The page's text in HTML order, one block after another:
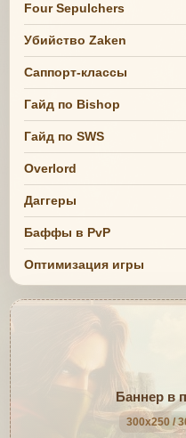
Four Sepulchers
Убийство Zaken
Саппорт-классы
Гайд по Bishop
Гайд по SWS
Overlord
Даггеры
Баффы в PvP
Оптимизация игры
Баннер в
300x250 /